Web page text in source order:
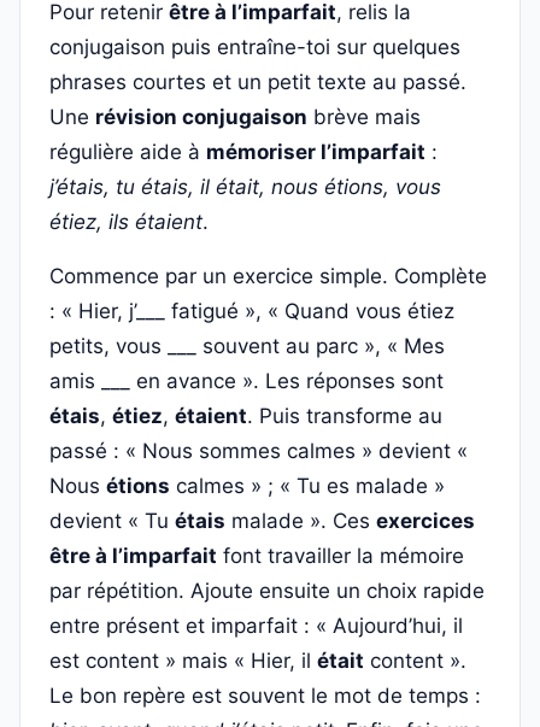
Pour retenir être à l’imparfait, relis la
conjugaison puis entraîne-toi sur quelques
phrases courtes et un petit texte au passé.
Une révision conjugaison brève mais
régulière aide à mémoriser l’imparfait :
j’étais, tu étais, il était, nous étions, vous
étiez, ils étaient.
Commence par un exercice simple. Complète
: « Hier, j’___ fatigué », « Quand vous étiez
petits, vous ___ souvent au parc », « Mes
amis ___ en avance ». Les réponses sont
étais, étiez, étaient. Puis transforme au
passé : « Nous sommes calmes » devient «
Nous étions calmes » ; « Tu es malade »
devient « Tu étais malade ». Ces exercices
être à l’imparfait font travailler la mémoire
par répétition. Ajoute ensuite un choix rapide
entre présent et imparfait : « Aujourd’hui, il
est content » mais « Hier, il était content ».
Le bon repère est souvent le mot de temps :